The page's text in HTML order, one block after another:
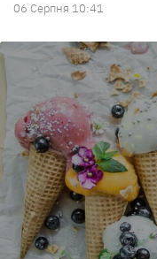
06 Серпня 10:41